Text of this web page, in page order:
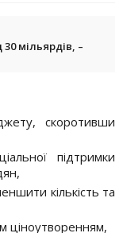
мільярдів, –
скоротивши
підтримки
кількість та
ціноутворенням,